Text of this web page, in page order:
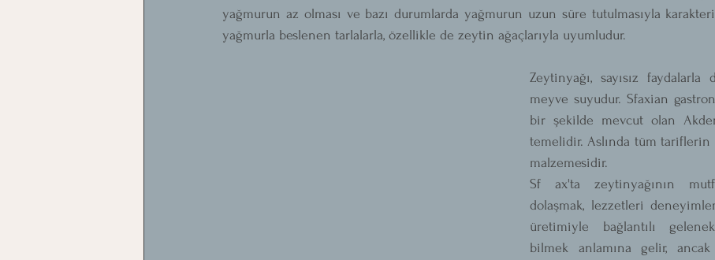
yağmurun az olması ve bazı durumlarda yağmurun uzun süre tutulmasıyla
yağmurla beslenen tarlalarla, özellikle de zeytin ağaçlarıyla uyumludur.
Zeytinyağı, sayısız
meyve suyudur. Sfaxian
bir şekilde mevcut olan
temelidir. Aslında tüm
malzemesidir.
Sf ax'ta zeytinyağının
dolaşmak, lezzetleri
üretimiyle bağlantılı
bilmek anlamına gelir, ancak